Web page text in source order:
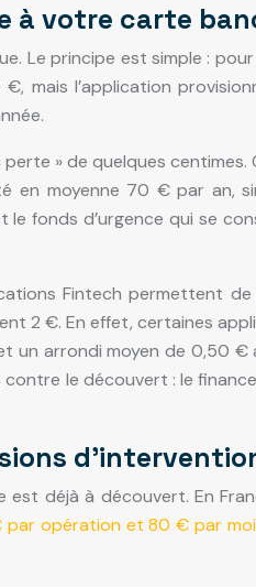
à votre carte
Le principe est simple :
mais l’application
» de quelques centimes.
en moyenne 70 € par an,
le fonds d’urgence qui se
Fintech permettent de
2 €. En effet, certaines
un arrondi moyen de 0,50
le découvert : le
déjà à découvert. En
par opération et 80 € par